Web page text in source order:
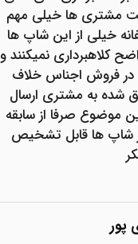
مشتری ها خیلی مهم
خیلی از این شاپ ها
کلاهبرداری نمیکنند و
در فروش اجناس خلاف
شده به مشتری ارسال
موضوع صرفا از سابقه
شاپ ها قابل تشخیص
پور